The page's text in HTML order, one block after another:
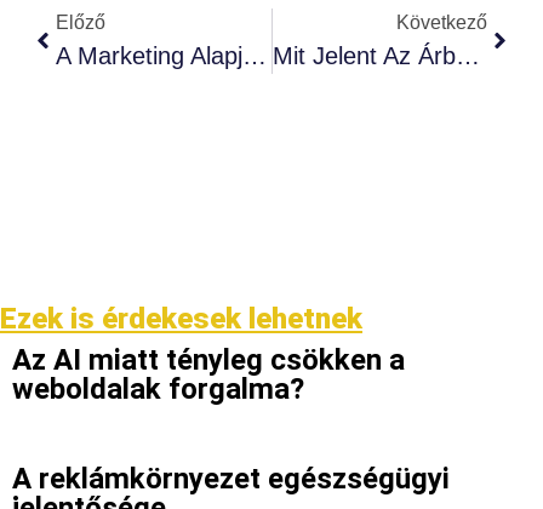
Előző
A Marketing Alapjai – Kezdőknek
Következő
Mit Jelent Az Árbevétel-Növekedés, És Miért Nem Mindig Jó Hír?
Ezek is érdekesek lehetnek
Az AI miatt tényleg csökken a
weboldalak forgalma?
A reklámkörnyezet egészségügyi